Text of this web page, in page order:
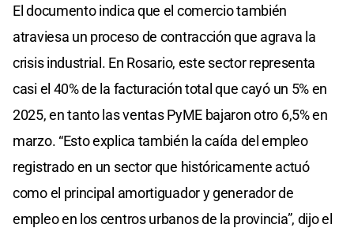
El documento indica que el comercio también
atraviesa un proceso de contracción que agrava la
crisis industrial. En Rosario, este sector representa
casi el 40% de la facturación total que cayó un 5% en
2025, en tanto las ventas PyME bajaron otro 6,5% en
marzo. “Esto explica también la caída del empleo
registrado en un sector que históricamente actuó
como el principal amortiguador y generador de
empleo en los centros urbanos de la provincia”, dijo el